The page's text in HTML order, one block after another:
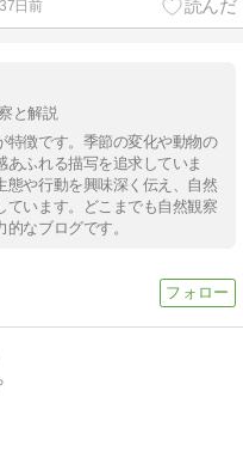
37日前
と解説
特徴です。季節の変化や動物の
ふれる描写を追求していま
態や行動を興味深く伝え、自然
ています。どこまでも自然観察
なブログです。